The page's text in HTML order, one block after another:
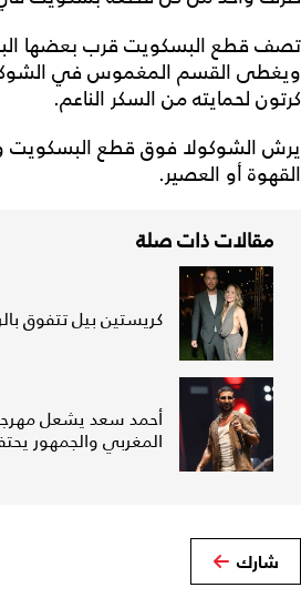
تصف قطع البسكويت قرب بعضها
ويغطى القسم المغموس في
كرتون لحمايته من السكر الناعم.
يرش الشوكولا فوق قطع البسكويت
القهوة أو العصير.
مقالات ذات صلة
كريستين بيل تتفوق
أحمد سعد يشعل
المغربي والجمهور
شارك